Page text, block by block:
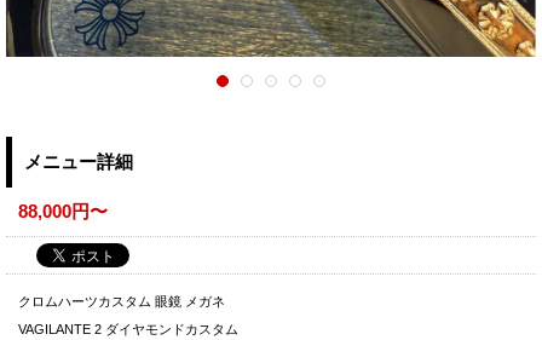
メニュー詳細
88,000円〜
クロムハーツカスタム 眼鏡 メガネ
VAGILANTE 2 ダイヤモンドカスタム